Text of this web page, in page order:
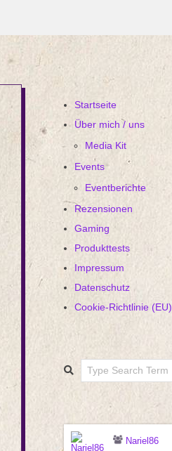
Startseite
Über mich / uns
Media Kit
Events
Eventberichte
Rezensionen
Gaming
Produkttests
Impressum
Datenschutz
Cookie-Richtlinie (EU)
Search
Nariel86